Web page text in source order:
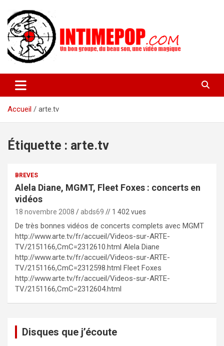
contenu
intimepop.com
actuelles pop rock, post-rock, indé sur Lyon. rock pop concert
lyon
Accueil
arte.tv
Étiquette : arte.tv
BREVES
Alela Diane, MGMT, Fleet Foxes : concerts en
vidéos
18 novembre 2008 abds69 // 1 402 vues
De très bonnes vidéos de concerts complets avec MGMT
http://www.arte.tv/fr/accueil/Videos-sur-ARTE-
TV/2151166,CmC=2312610.html Alela Diane
http://www.arte.tv/fr/accueil/Videos-sur-ARTE-
TV/2151166,CmC=2312598.html Fleet Foxes
http://www.arte.tv/fr/accueil/Videos-sur-ARTE-
TV/2151166,CmC=2312604.html
Disques que j’écoute